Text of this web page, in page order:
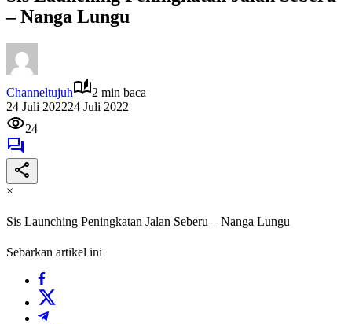
– Nanga Lungu
Channeltujuh
2 min baca
24 Juli 202224 Juli 2022
24
×
Sis Launching Peningkatan Jalan Seberu – Nanga Lungu
Sebarkan artikel ini